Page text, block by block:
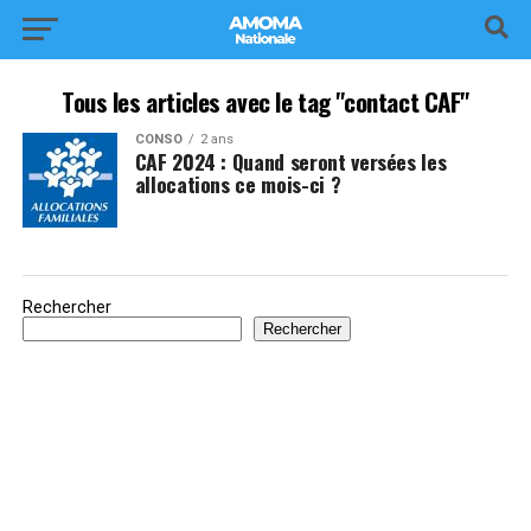
Tous les articles avec le tag "contact CAF"
CONSO 2 ans
CAF 2024 : Quand seront versées les
allocations ce mois-ci ?
Rechercher
Rechercher